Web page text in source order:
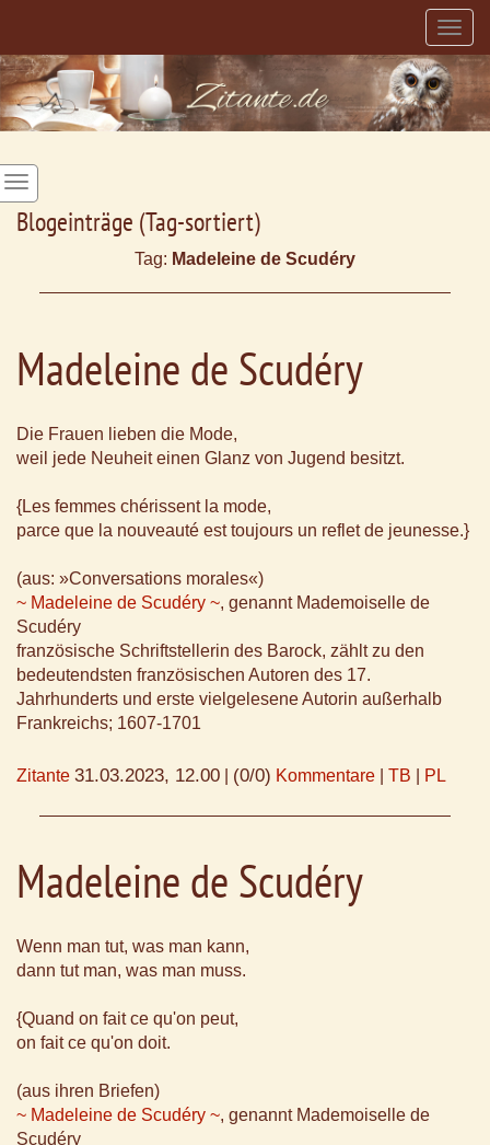
Blogeinträge (Tag-sortiert)
Tag: Madeleine de Scudéry
Madeleine de Scudéry
Die Frauen lieben die Mode,
weil jede Neuheit einen Glanz von Jugend besitzt.
{Les femmes chérissent la mode,
parce que la nouveauté est toujours un reflet de jeunesse.}
(aus: »Conversations morales«)
~ Madeleine de Scudéry ~, genannt Mademoiselle de
Scudéry
französische Schriftstellerin des Barock, zählt zu den
bedeutendsten französischen Autoren des 17.
Jahrhunderts und erste vielgelesene Autorin außerhalb
Frankreichs; 1607-1701
Zitante 31.03.2023, 12.00 (0/0) Kommentare TB PL
Madeleine de Scudéry
Wenn man tut, was man kann,
dann tut man, was man muss.
{Quand on fait ce qu'on peut,
on fait ce qu'on doit.
(aus ihren Briefen)
~ Madeleine de Scudéry ~, genannt Mademoiselle de
Scudéry